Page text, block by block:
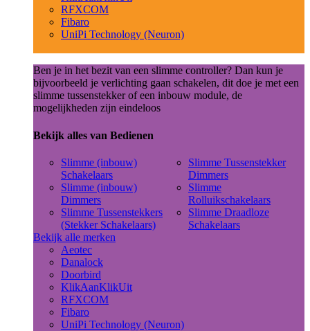
RFXCOM
Fibaro
UniPi Technology (Neuron)
Ben je in het bezit van een slimme controller? Dan kun je
bijvoorbeeld je verlichting gaan schakelen, dit doe je met een
slimme tussenstekker of een inbouw module, de
mogelijkheden zijn eindeloos
Bekijk alles van Bedienen
Slimme (inbouw)
Schakelaars
Slimme (inbouw)
Dimmers
Slimme Tussenstekkers
(Stekker Schakelaars)
Slimme Tussenstekker
Dimmers
Slimme
Rolluikschakelaars
Slimme Draadloze
Schakelaars
Bekijk alle merken
Aeotec
Danalock
Doorbird
KlikAanKlikUit
RFXCOM
Fibaro
UniPi Technology (Neuron)